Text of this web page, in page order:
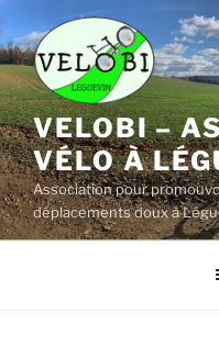
au
contenu
principal
VELOBI –
VÉLO À
Association pour
déplacements doux à